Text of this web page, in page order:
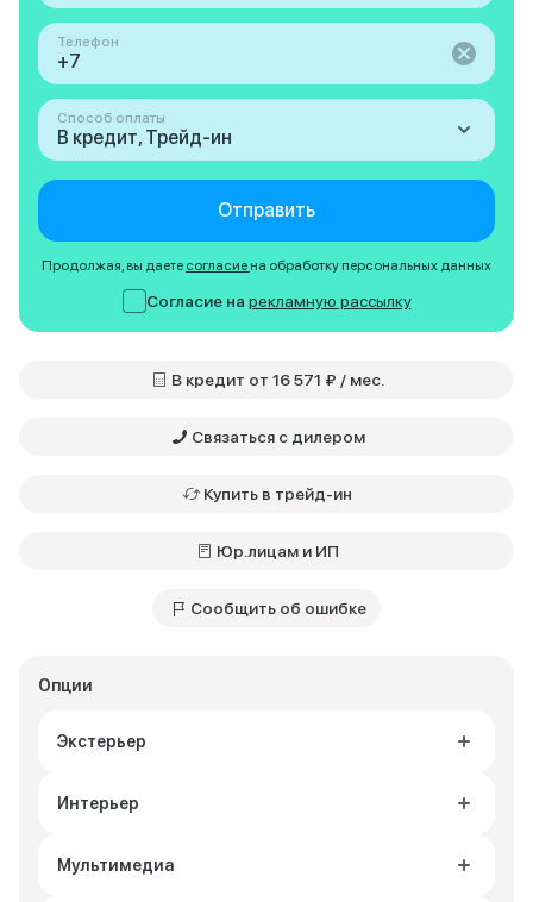
Опции
Экстерьер
Интерьер
Мультимедиа
Телефон
Способ оплаты
В кредит, Трейд-ин
Отправить
Продолжая, вы даете согласие на обработку персональных данных
Согласие на рекламную рассылку
В кредит от 16 571 ₽ / мес.
Связаться с дилером
Купить в трейд-ин
Юр.лицам и ИП
Сообщить об ошибке